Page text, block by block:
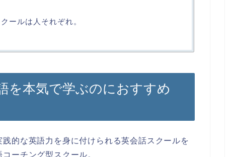
ールは人それぞれ。
を本気で学ぶのにおすすめ
的な英語力を身に付けられる英会話スクールを
ーチング型スクール。